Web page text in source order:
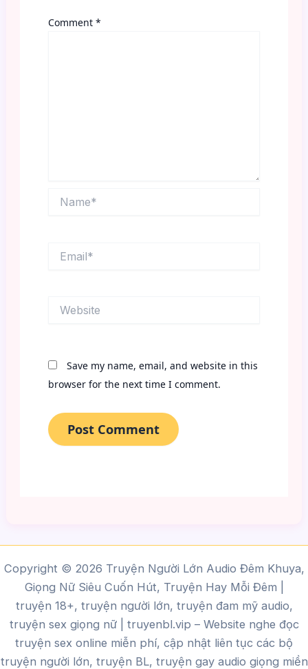
Comment *
Save my name, email, and website in this
browser for the next time I comment.
Copyright © 2026 Truyện Người Lớn Audio Đêm Khuya,
Giọng Nữ Siêu Cuốn Hút, Truyện Hay Mỗi Đêm |
truyện 18+, truyện người lớn, truyện đam mỹ audio,
truyện sex giọng nữ | truyenbl.vip – Website nghe đọc
truyện sex online miễn phí, cập nhật liên tục các bộ
truyện người lớn, truyện BL, truyện gay audio giọng miền